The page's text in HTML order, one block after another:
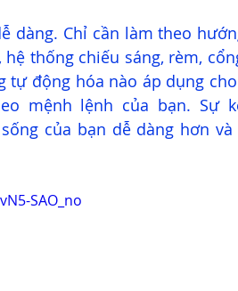
dàng. Chỉ cần làm theo
thống chiếu sáng, rèm,
tự động hóa nào áp dụng
mệnh lệnh của bạn. Sự
sống của bạn dễ dàng hơn
SAO_no